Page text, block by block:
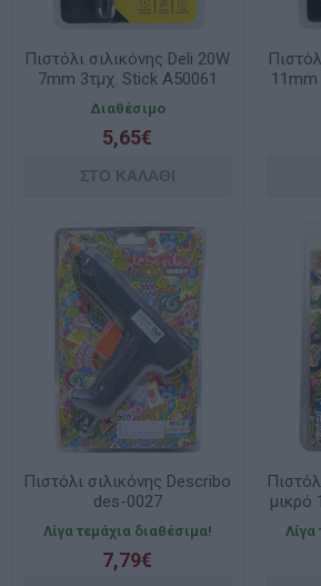
Πιστόλι σιλικόνης Deli 20W
7mm 3τμχ. Stick A50061
Διαθέσιμο
5,65€
11mm
Πιστόλι σιλικόνης Describo
des-0027
Λίγα τεμάχια διαθέσιμα!
7,79€
μικρό
Λίγα